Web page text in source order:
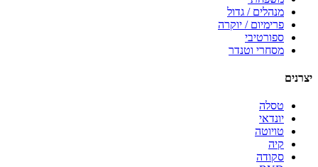
מנהלים / גדול
פרימיום / יוקרה
ספורטיבי
מסחרי וטנדר
יצרנים
טסלה
יונדאי
טויוטה
קיה
סקודה